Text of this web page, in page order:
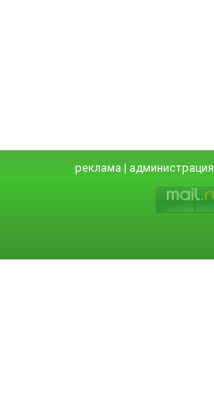
реклама | администрация